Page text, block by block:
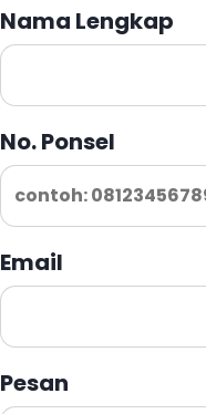
Nama Lengkap
No. Ponsel
Email
Pesan